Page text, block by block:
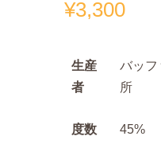
¥3,300
生産
者
バッフ
所
度数 45%